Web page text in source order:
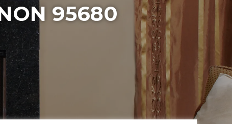
95680